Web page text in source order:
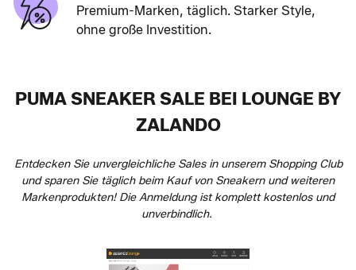
Premium-Marken, täglich. Starker Style,
ohne große Investition.
PUMA SNEAKER SALE BEI LOUNGE BY
ZALANDO
Entdecken Sie unvergleichliche Sales in unserem Shopping Club
und sparen Sie täglich beim Kauf von Sneakern und weiteren
Markenprodukten! Die Anmeldung ist komplett kostenlos und
unverbindlich.